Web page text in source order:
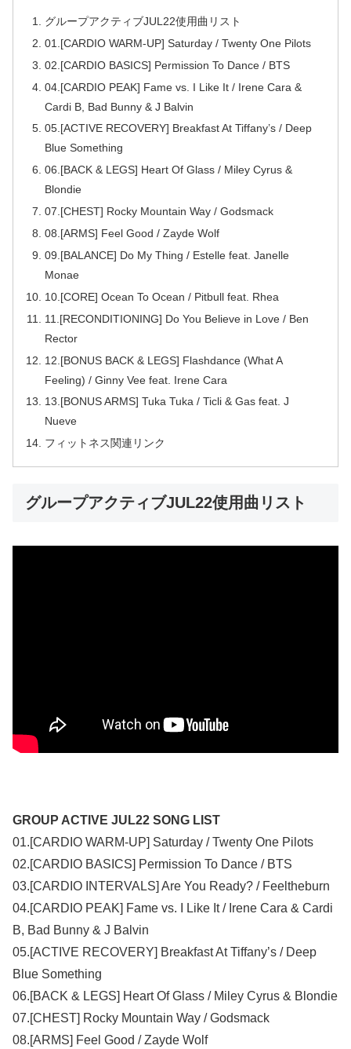
グループアクティブJUL22使用曲リスト
01.[CARDIO WARM-UP] Saturday / Twenty One Pilots
02.[CARDIO BASICS] Permission To Dance / BTS
04.[CARDIO PEAK] Fame vs. I Like It / Irene Cara &
Cardi B, Bad Bunny & J Balvin
05.[ACTIVE RECOVERY] Breakfast At Tiffany’s / Deep
Blue Something
06.[BACK & LEGS] Heart Of Glass / Miley Cyrus &
Blondie
07.[CHEST] Rocky Mountain Way / Godsmack
08.[ARMS] Feel Good / Zayde Wolf
09.[BALANCE] Do My Thing / Estelle feat. Janelle
Monae
10.[CORE] Ocean To Ocean / Pitbull feat. Rhea
11.[RECONDITIONING] Do You Believe in Love / Ben
Rector
12.[BONUS BACK & LEGS] Flashdance (What A
Feeling) / Ginny Vee feat. Irene Cara
13.[BONUS ARMS] Tuka Tuka / Ticli & Gas feat. J
Nueve
フィットネス関連リンク
グループアクティブJUL22使用曲リスト
GROUP ACTIVE JUL22 SONG LIST
01.[CARDIO WARM-UP] Saturday / Twenty One Pilots
02.[CARDIO BASICS] Permission To Dance / BTS
03.[CARDIO INTERVALS] Are You Ready? / Feeltheburn
04.[CARDIO PEAK] Fame vs. I Like It / Irene Cara & Cardi
B, Bad Bunny & J Balvin
05.[ACTIVE RECOVERY] Breakfast At Tiffany’s / Deep
Blue Something
06.[BACK & LEGS] Heart Of Glass / Miley Cyrus & Blondie
07.[CHEST] Rocky Mountain Way / Godsmack
08.[ARMS] Feel Good / Zayde Wolf